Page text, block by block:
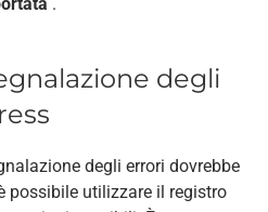
degli
degli errori dovrebbe
possibile utilizzare il registro